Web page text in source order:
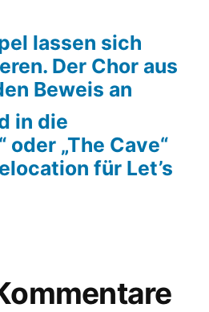
lassen sich
Der Chor aus
Beweis an
in die
oder „The Cave“
für Let’s